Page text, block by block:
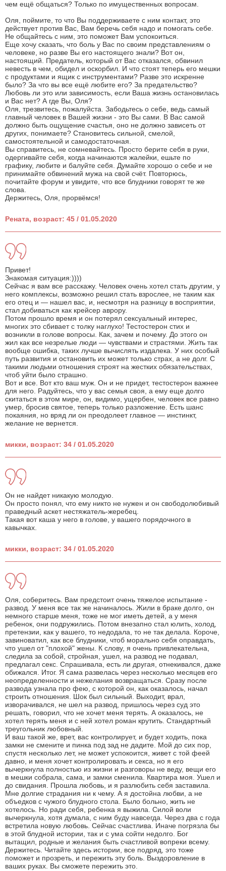
чем ещё общаться? Только по имущественных вопросам.
Оля, поймите, то что Вы поддерживаете с ним контакт, это
действует против Вас, Вам беречь себя надо и помогать себе.
Не общайтесь с ним, это поможет Вам успокоиться.
Еще хочу сказать, что боль у Вас по своим представлениям о
человеке, но разве Вы его настоящего знали? Вот он,
настоящий. Предатель, который от Вас отказался, обвинил
невесть в чем, обидел и оскорбил. И что стоят теперь его мешки
с продуктами и ящик с инструментами? Разве это искренне
было? За что вы все ещё любите его? За предательство?
Любовь ли это или зависимость, если Ваша жизнь остановилась
и Вас нет? А где Вы, Оля?
Оля, трезвитесь, пожалуйста. Забодьтесь о себе, ведь самый
главный человек в Вашей жизни - это Вы сами. В Вас самой
должно быть ощущение счастья, оно не должно зависеть от
других, понимаете? Становитесь сильной, смелой,
самостоятельной и самодостаточная.
Вы справитесь, не сомневайтесь. Просто берите себя в руки,
одергивайте себя, когда начинаются жалейки, ешьте по
графику, любите и балуйте себя. Думайте хорошо о себе и не
принимайте обвинений мужа на свой счёт. Повторюсь,
почитайте форум и увидите, что все блудники говорят те же
слова.
Держитесь, Оля, прорвёмся!
Рената, возраст: 45 / 01.05.2020
Привет!
Знакомая ситуация:))))
Сейчас я вам все расскажу. Человек очень хотел стать другим, у
него комплексы, возможно решил стать взрослее, не таким как
его отец и — нашел вас, и, несмотря на разницу в восприятии,
стал добиваться как крейсер аврору.
Потом прошло время и он потерял сексуальный интерес,
многих это сбивает с толку наглухо! Тестостерон стих и
возникли в голове вопросы. Как, зачем и почему. До этого он
жил как все незрелые люди — чувствами и страстями. Жить так
вообще ошибка, таких лучше вычислять издалека. У них особый
путь развития и остановить их может только страх, а не долг. С
такими людьми отношения строят на жестких обязательствах,
чтоб уйти было страшно.
Вот и все. Вот кто ваш муж. Он и не придет, тестостерон важнее
для него. Радуйтесь, что у вас семья своя, а ему еще долго
скитаться в этом мире, он, видимо, ущербен, человек все равно
умер, бросив святое, теперь только разложение. Есть шанс
покаяния, но вряд ли он преодолеет главное — инстинкт,
желание не вернется.
микки, возраст: 34 / 01.05.2020
Он не найдет никакую молодую.
Он просто понял, что ему никто не нужен и он свободолюбивый
праведный аскет нестяжатель-жеребец.
Такая вот каша у него в голове, у вашего порядочного в
кавычках.
микки, возраст: 34 / 01.05.2020
Оля, соберитесь. Вам предстоит очень тяжелое испытание -
развод. У меня все так же начиналось. Жили в браке долго, он
немного старше меня, тоже не мог иметь детей, а у меня
ребенок, они подружились. Потом внезапно стал юлить, холод,
претензии, как у вашего, то недодала, то не так делала. Короче,
завиноватил, как все блудники, чтоб морально себя оправдать,
что ушел от "плохой" жены. К слову, я очень привлекательна,
следила за собой, стройная, ушел, на развод не подавал,
предлагал секс. Спрашивала, есть ли другая, отнекивался, даже
обижался. Итог. Я сама развелась через несколько месяцев его
неопределенности и нежелания возвращаться. Сразу после
развода узнала про фею, с которой он, как оказалось, начал
строить отношения. Шок был сильный. Выходит, врал,
изворачивался, не шел на развод, пришлось через суд это
решать, говорил, что не хочет меня терять. А оказалось, не
хотел терять меня и с ней хотел роман крутить. Стандартный
треугольник любовный.
И ваш такой же, врет, вас контролирует, и будет ходить, пока
замки не смените и пинка под зад не дадите. Мой до сих пор,
спустя несколько лет, не может успокоится, живет с той феей
давно, и меня хочет контролировать и секса, но я его
вычеркнула полностью из жизни и разговоры не веду, вещи его
в мешки собрала, сама, и замки сменила. Квартира моя. Ушел и
до свидания. Прошла любовь, и я разлюбить себя заставила.
Мне долгие страдания ни к чему. А я достойна любви, а не
объедков с чужого блудного стола. Было больно, жить не
хотелось. Но ради себя, ребенка я выжила. Силой воли
вычеркнула, хотя думала, с ним буду навсегда. Через два с года
встретила новую любовь. Сейчас счастлива. Иначе погрязла бы
в этой блудной истории, так и с ума сойти недолго. Бог
вытащил, родные и желания быть счастливой вопреки всему.
Держитесь. Читайте здесь истории, все подряд, это тоже
поможет и прозреть, и пережить эту боль. Выздоровление в
ваших руках. Вы сможете пережить это.